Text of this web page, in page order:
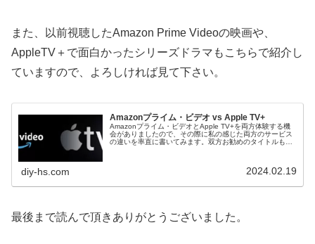
また、以前視聴したAmazon Prime Videoの映画や、
AppleTV＋で面白かったシリーズドラマもこちらで紹介し
ていますので、よろしければ見て下さい。
Amazonプライム・ビデオ vs Apple TV+
Amazonプライム・ビデオとApple TV+を両方体験する機
会がありましたので、その際に私の感じた両方のサービス
の違いを率直に書いてみます。双方お勧めのタイトルもあ
diy-hs.com 2024.02.19
最後まで読んで頂きありがとうございました。